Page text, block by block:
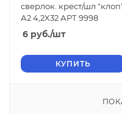
сверлок. крест/шл
А2 4,2X32 АРТ 9998
6 руб./шт
КУПИТЬ